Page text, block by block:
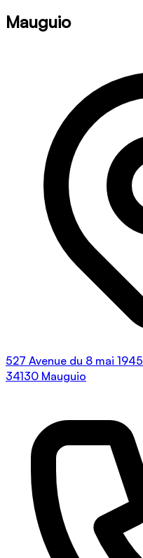
Mauguio
527 Avenue du 8 mai 1945
34130 Mauguio